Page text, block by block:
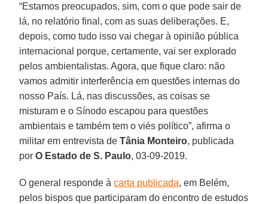
“Estamos preocupados, sim, com o que pode sair de
lá, no relatório final, com as suas deliberações. E,
depois, como tudo isso vai chegar à opinião pública
internacional porque, certamente, vai ser explorado
pelos ambientalistas. Agora, que fique claro: não
vamos admitir interferência em questões internas do
nosso País. Lá, nas discussões, as coisas se
misturam e o Sínodo escapou para questões
ambientais e também tem o viés político”, afirma o
militar em entrevista deTânia Monteiro, publicada
porO Estado de S. Paulo, 03-09-2019.
O general responde àcarta publicada, em Belém,
pelos bispos que participaram do encontro de estudos